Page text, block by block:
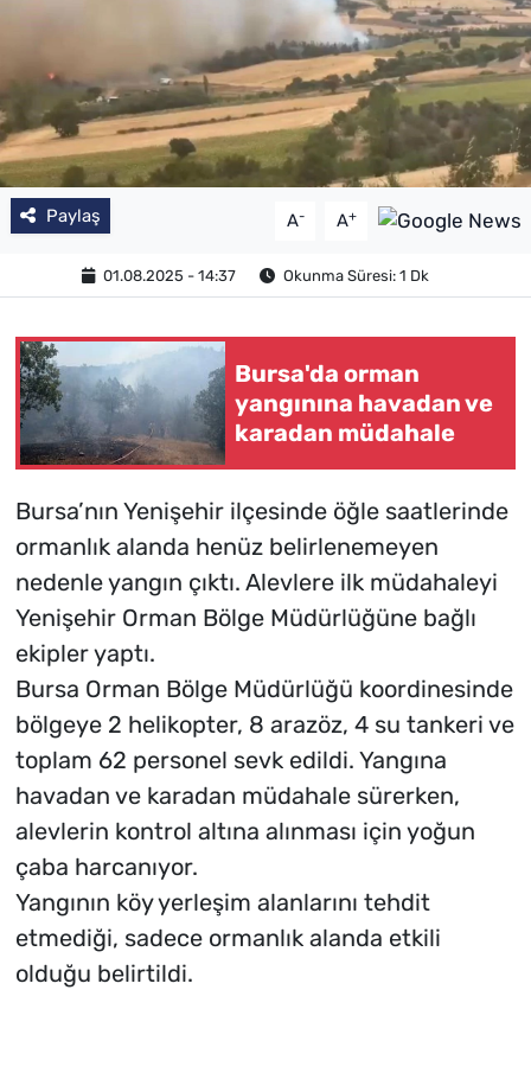
Paylaş A- A+
01.08.2025 - 14:37 Okunma Süresi: 1 Dk
Bursa'da orman
yangınına havadan ve
karadan müdahale
Bursa’nın Yenişehir ilçesinde öğle saatlerinde
ormanlık alanda henüz belirlenemeyen
nedenle yangın çıktı. Alevlere ilk müdahaleyi
Yenişehir Orman Bölge Müdürlüğüne bağlı
ekipler yaptı.
Bursa Orman Bölge Müdürlüğü koordinesinde
bölgeye 2 helikopter, 8 arazöz, 4 su tankeri ve
toplam 62 personel sevk edildi. Yangına
havadan ve karadan müdahale sürerken,
alevlerin kontrol altına alınması için yoğun
çaba harcanıyor.
Yangının köy yerleşim alanlarını tehdit
etmediği, sadece ormanlık alanda etkili
olduğu belirtildi.